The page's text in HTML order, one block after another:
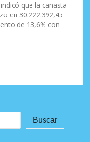
que la canasta
en 30.222.392,45
de 13,6% con
Buscar